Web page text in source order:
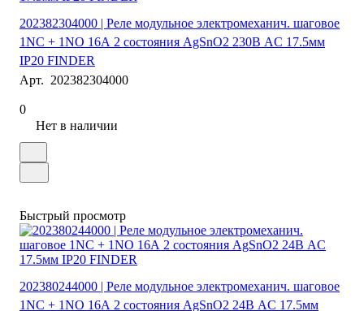
202382304000 | Реле модульное электромеханич. шаговое
1NC + 1NO 16А 2 состояния AgSnO2 230В AC 17.5мм
IP20 FINDER
Арт. 202382304000
0
Нет в наличии
Быстрый просмотр
202380244000 | Реле модульное электромеханич. шаговое
1NC + 1NO 16А 2 состояния AgSnO2 24В AC 17.5мм